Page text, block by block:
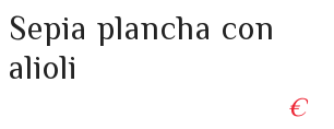
Sepia plancha con
alioli
€